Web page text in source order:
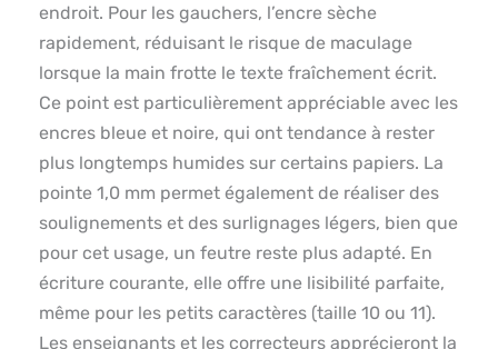
endroit. Pour les gauchers, l’encre sèche
rapidement, réduisant le risque de maculage
lorsque la main frotte le texte fraîchement écrit.
Ce point est particulièrement appréciable avec les
encres bleue et noire, qui ont tendance à rester
plus longtemps humides sur certains papiers. La
pointe 1,0 mm permet également de réaliser des
soulignements et des surlignages légers, bien que
pour cet usage, un feutre reste plus adapté. En
écriture courante, elle offre une lisibilité parfaite,
même pour les petits caractères (taille 10 ou 11).
Les enseignants et les correcteurs apprécieront la